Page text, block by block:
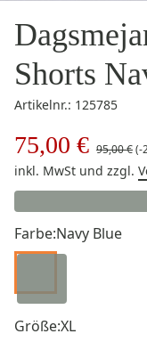
Shorts
Artikelnr.: 125785
75,00 € 95,00 €(-
inkl. MwSt und zzgl.
Farbe:Navy Blue
Größe:XL